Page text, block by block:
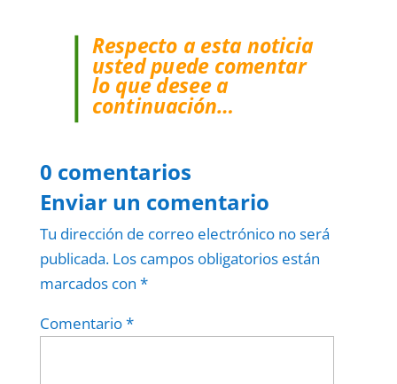
Respecto a esta noticia
usted puede comentar
lo que desee a
continuación…
0 comentarios
Enviar un comentario
Tu dirección de correo electrónico no será
publicada. Los campos obligatorios están
marcados con *
Comentario*